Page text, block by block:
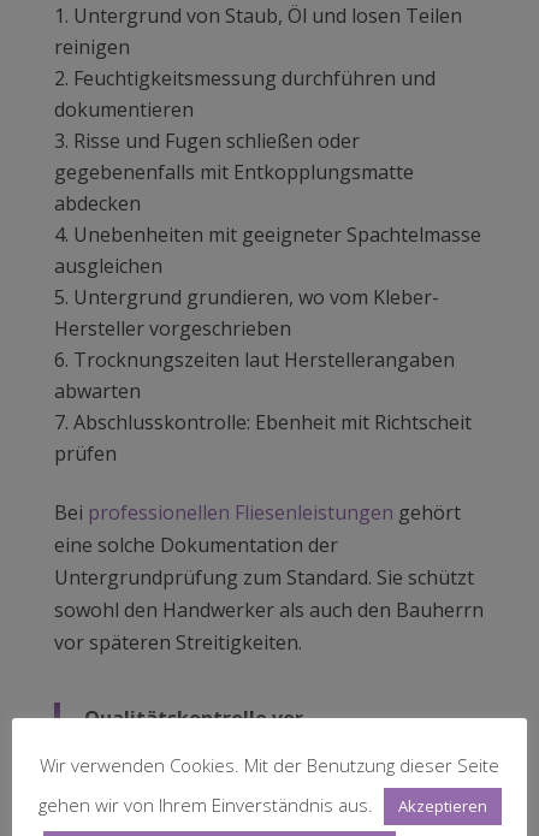
Untergrund von Staub, Öl und losen Teilen
reinigen
Feuchtigkeitsmessung durchführen und
dokumentieren
Risse und Fugen schließen oder
gegebenenfalls mit Entkopplungsmatte
abdecken
Unebenheiten mit geeigneter Spachtelmasse
ausgleichen
Untergrund grundieren, wo vom Kleber-
Hersteller vorgeschrieben
Trocknungszeiten laut Herstellerangaben
abwarten
Abschlusskontrolle: Ebenheit mit Richtscheit
prüfen
Bei professionellen Fliesenleistungen gehört
eine solche Dokumentation der
Untergrundprüfung zum Standard. Sie schützt
sowohl den Handwerker als auch den Bauherrn
vor späteren Streitigkeiten.
Qualitätskontrolle vor
Untergrundfeuchte, Ebenheit und
Tragfähigkeit schriftlich. Nur ein
Wir verwenden Cookies. Mit der Benutzung dieser Seite
gehen wir von Ihrem Einverständnis aus.
Akzeptieren